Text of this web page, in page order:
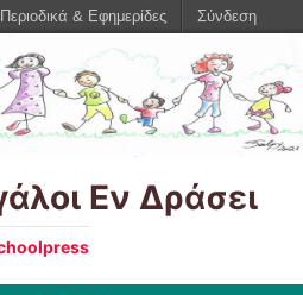
Εν Δράσει
& Εφημερίδες Σύνδεση